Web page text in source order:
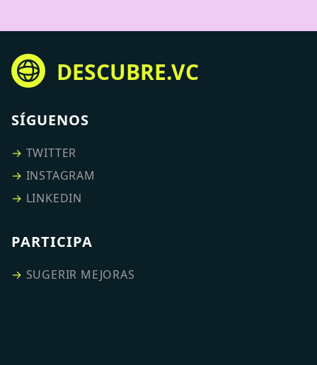
DESCUBRE.VC
SÍGUENOS
→ TWITTER
→ INSTAGRAM
→ LINKEDIN
PARTICIPA
→ SUGERIR MEJORAS